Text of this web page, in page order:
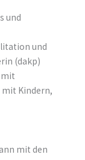
und
und
(dakp)
mit
Kindern,
mit den